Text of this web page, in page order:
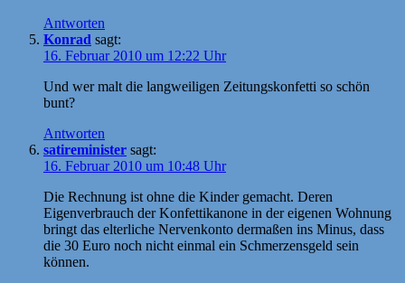
Antworten
Konrad sagt:
16. Februar 2010 um 12:22 Uhr
Und wer malt die langweiligen Zeitungskonfetti so schön
bunt?
Antworten
satireminister sagt:
16. Februar 2010 um 10:48 Uhr
Die Rechnung ist ohne die Kinder gemacht. Deren
Eigenverbrauch der Konfettikanone in der eigenen Wohnung
bringt das elterliche Nervenkonto dermaßen ins Minus, dass
die 30 Euro noch nicht einmal ein Schmerzensgeld sein
können.